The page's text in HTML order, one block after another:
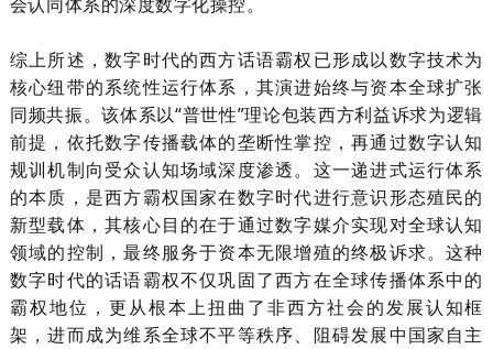
综上所述，数字时代的西方话语霸权已形成以数字技术为
核心纽带的系统性运行体系，其演进始终与资本全球扩张
同频共振。该体系以“普世性”理论包装西方利益诉求为逻辑
前提，依托数字传播载体的垄断性掌控，再通过数字认知
规训机制向受众认知场域深度渗透。这一递进式运行体系
的本质，是西方霸权国家在数字时代进行意识形态殖民的
新型载体，其核心目的在于通过数字媒介实现对全球认知
领域的控制，最终服务于资本无限增殖的终极诉求。这种
数字时代的话语霸权不仅巩固了西方在全球传播体系中的
霸权地位，更从根本上扭曲了非西方社会的发展认知框
架，进而成为维系全球不平等秩序、阻碍发展中国家自主